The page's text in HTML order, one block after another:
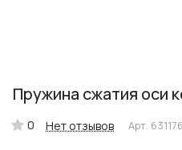
Пружина сжатия оси
0 Нет отзывов Арт.